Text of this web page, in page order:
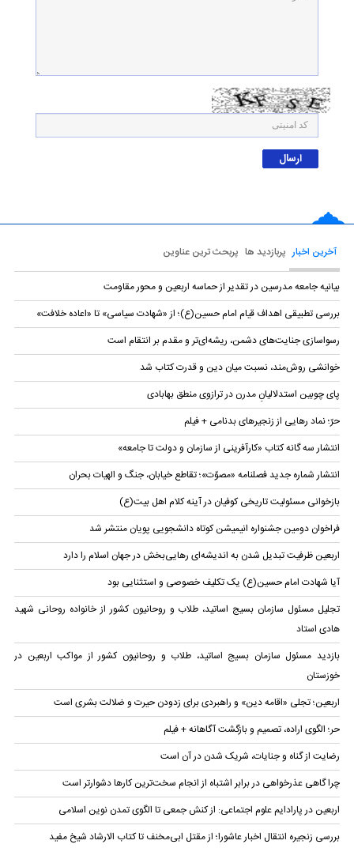
آخرین اخبار پربازدید ها پربحث ترین عناوین
بیانیه‌ جامعه مدرسین در تقدیر از حماسه اربعین و محور مقاومت
بررسی تطبیقی اهداف قیام امام حسین(ع)؛ از «شهادت سیاسی» تا «اعاده خلافت»
رسواسازی جنایت‌های دشمن، ریشه‌ای‌تر و مقدم بر انتقام است
خوانشی روش‌مند، نسبت میان دین و قدرت کتاب شد
پای چوبین استدلالیانِ مدرن در ترازوی منطق بهابادی
حرّ؛ نماد رهایی از زنجیرهای بدنامی + فیلم
انتشار سه گانه کتاب «کارآفرینی از سازمان و دولت تا جامعه»
انتشار شماره جدید فصلنامه «مصوّت»؛ تقاطع خیابان، جنگ و الهیات بحران
بازخوانی مسئولیت تاریخی کوفیان در آینه کلام اهل بیت(ع)
فراخوان دومین جشنواره انیمیشن کوتاه دانشجویی پویان منتشر شد
اربعین ظرفیت تبدیل شدن به اندیشه‌ای رهایی‌بخش در جهان اسلام را دارد
آیا شهادت امام حسین(ع) یک تکلیف خصوصی و استثنایی بود
تجلیل مسئول سازمان بسیج اساتید، طلاب و روحانیون کشور از خانواده روحانی شهید
هادی استاد
بازدید مسئول سازمان بسیج اساتید، طلاب و روحانیون کشور از مواکب اربعین در
خوزستان
اربعین؛ تجلی «اقامه دین» و راهبردی برای زدودن حیرت و ضلالت بشری است
حر؛ الگوی اراده، تصمیم و بازگشت آگاهانه + فیلم
رضایت از گناه و جنایات، شریک شدن در آن است
چرا گاهی عذرخواهی در برابر اشتباه از انجام سخت‌ترین کارها دشوارتر است
اربعین در پارادایم علوم اجتماعی: از کنش جمعی تا الگوی تمدن نوین اسلامی
بررسی زنجیره انتقال اخبار عاشورا؛ از مقتل ابی‌مخنف تا کتاب الارشاد شیخ مفید